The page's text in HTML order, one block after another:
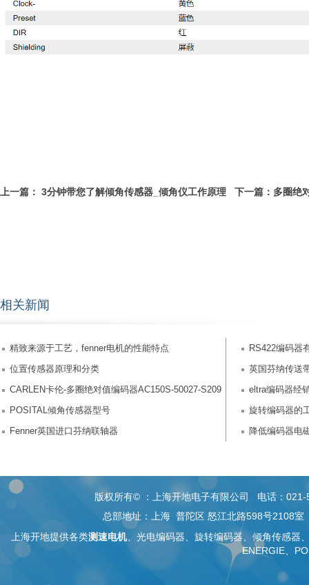
上一篇： 3分钟带您了解倾角传感器_倾角仪工作原理 下一篇： 多圈绝
相关新闻
精致来源于工艺，fenner电机的性能特点
RS422编码器
位置传感器原理和分类
英国芬纳传送
CARLEN卡伦-多圈绝对值编码器AC150S-50027-S209
eltra编码器经
POSITAL倾角传感器型号
旋转编码器的
Fenner英国进口芬纳联轴器
降低编码器电
版权所有© ：上海开地电子有限公司 电话：
总部地址：上海 普陀区 怒江北路598号2108室
上海开地提供各类测速电机、 光电编码器 、旋转编码器、 倾角传感器
ENERGIE、